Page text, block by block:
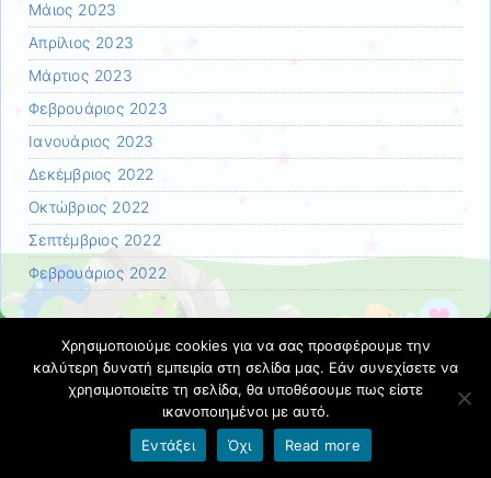
Μάιος 2023
Απρίλιος 2023
Μάρτιος 2023
Φεβρουάριος 2023
Ιανουάριος 2023
Δεκέμβριος 2022
Οκτώβριος 2022
Σεπτέμβριος 2022
Φεβρουάριος 2022
Σελίδες
Επικοινωνία
Καλωσήρθατε στο ιστολόγιο του σχολείου μας! Καλή
Χρησιμοποιούμε cookies για να σας προσφέρουμε την
καλύτερη δυνατή εμπειρία στη σελίδα μας. Εάν συνεχίσετε να
χρησιμοποιείτε τη σελίδα, θα υποθέσουμε πως είστε
ικανοποιημένοι με αυτό.
Εντάξει
Όχι Read more